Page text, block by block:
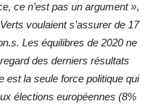
ce n’est pas un argument »,
voulaient s’assurer de 17
Les équilibres de 2020 ne
des derniers résultats
est la seule force politique qui
élections européennes (8%